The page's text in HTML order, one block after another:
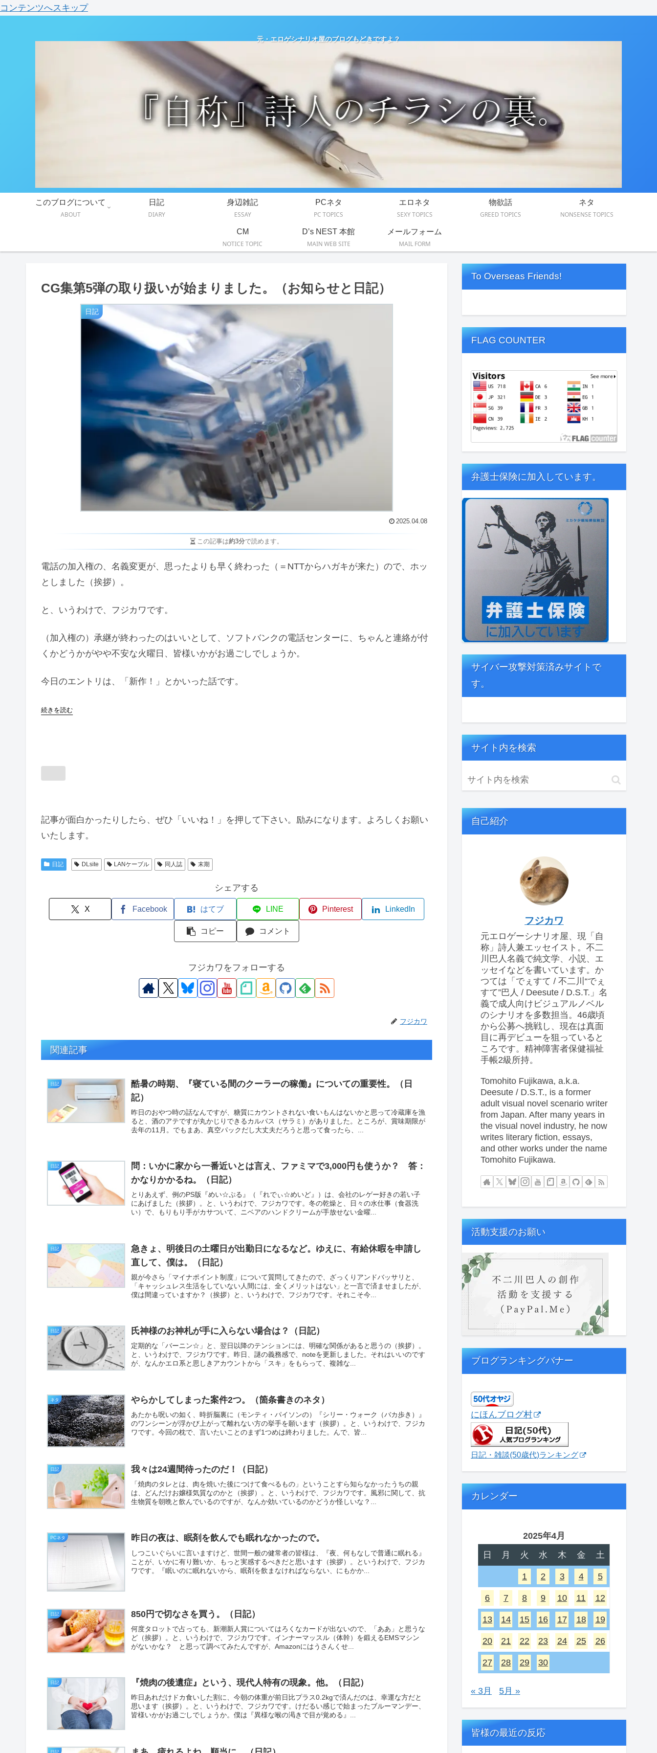
コンテンツへスキップ
元・エロゲシナリオ屋のブログもどきですよ？
このブログについて
ABOUT
日記
DIARY
身辺雑記
ESSAY
PCネタ
PC TOPICS
エロネタ
SEXY TOPICS
物欲話
GREED TOPICS
ネタ
NONSENSE TOPICS
CM
NOTICE TOPIC
D’s NEST 本館
MAIN WEB SITE
メールフォーム
MAIL FORM
CG集第5弾の取り扱いが始まりました。（お知らせと日記）
日記
2025.04.08
この記事は約3分で読めます。
電話の加入権の、名義変更が、思ったよりも早く終わった（＝NTTからハガキが来た）ので、ホッ
としました（挨拶）。
と、いうわけで、フジカワです。
（加入権の）承継が終わったのはいいとして、ソフトバンクの電話センターに、ちゃんと連絡が付
くかどうかがやや不安な火曜日、皆様いかがお過ごしでしょうか。
今日のエントリは、「新作！」とかいった話です。
続きを読む
記事が面白かったりしたら、ぜひ「いいね！」を押して下さい。励みになります。よろしくお願い
いたします。
日記 DLsite LANケーブル 同人誌 末期
シェアする
X Facebook はてブ LINE Pinterest LinkedIn
コピー コメント
フジカワをフォローする
フジカワ
関連記事
日記
酷暑の時期、『寝ている間のクーラーの稼働』についての重要性。（日
記）
昨日のおやつ時の話なんですが、糖質にカウントされない食いもんはないかと思って冷蔵庫を漁
ると、酒のアテですが丸かじりできるカルパス（サラミ）がありました。ところが、賞味期限が
去年の11月。でもまあ、真空パックだし大丈夫だろうと思って食ったら、...
日記
問：いかに家から一番近いとは言え、ファミマで3,000円も使うか？ 答：
かなりかかるね。（日記）
とりあえず、例のPS版『めい☆ぷる』（『れでぃ☆めいど』）は、会社のレゲー好きの若い子
にあげました（挨拶）。と、いうわけで、フジカワです。冬の乾燥と、日々の水仕事（食器洗
い）で、もりもり手がカサついて、ニベアのハンドクリームが手放せない金曜...
日記
急きょ、明後日の土曜日が出勤日になるなど。ゆえに、有給休暇を申請し
直して、僕は。（日記）
親が今さら「マイナポイント制度」について質問してきたので、ざっくりアンドバッサリと、
「キャッシュレス生活をしていない人間には、全くメリットはない」と一言で済ませましたが、
僕は間違っていますか？（挨拶）と、いうわけで、フジカワです。それこそ今...
日記 氏神様のお神札が手に入らない場合は？（日記）
定期的な「バーニン☆」と、翌日以降のテンションには、明確な関係があると思うの（挨拶）。
と、いうわけで、フジカワです。昨日、謎の義務感で、noteを更新しました。それはいいのです
が、なんかエロ系と思しきアカウントから「スキ」をもらって、複雑な...
ネタ やらかしてしまった案件2つ。（箇条書きのネタ）
あたかも呪いの如く、時折脳裏に（モンティ・パイソンの）『シリー・ウォーク（バカ歩き）』
のワンシーンが浮かび上がって離れない方の挙手を願います（挨拶）。と、いうわけで、フジカ
ワです。今回の枕で、言いたいことのまず1つめは終わりました。んで、皆...
日記 我々は24週間待ったのだ！（日記）
「焼肉のタレとは、肉を焼いた後につけて食べるもの」ということすら知らなかったうちの親
は、どんだけお嬢様気質なのかと（挨拶）。と、いうわけで、フジカワです。風邪に関して、抗
生物質を朝晩と飲んでいるのですが、なんか効いているのかどうか怪しいな？...
PCネタ 昨日の夜は、眠剤を飲んでも眠れなかったので。
しつこいぐらいに言いますけど、世間一般の健常者の皆様は、『夜、何もなしで普通に眠れる』
ことが、いかに有り難いか、もっと実感するべきだと思います（挨拶）。というわけで、フジカ
ワです。『眠いのに眠れないから、眠剤を飲まなければならない、にもかか...
日記 850円で切なさを買う。（日記）
何度タロットで占っても、新潮新人賞についてはろくなカードが出ないので、「ああ」と思うな
ど（挨拶）。と、いうわけで、フジカワです。インナーマッスル（体幹）を鍛えるEMSマシン
がないかな？ と思って調べてみたんですが、Amazonにはうさんくせ...
日記 『焼肉の後遺症』という、現代人特有の現象。他。（日記）
昨日あれだけドカ食いした割に、今朝の体重が前日比プラス0.2kgで済んだのは、幸運な方だと
思います（挨拶）。と、いうわけで、フジカワです。けだるい感じで始まったブルーマンデー、
皆様いかがお過ごしでしょうか。僕は『異様な喉の渇きで目が覚める』...
To Overseas Friends!
FLAG COUNTER
弁護士保険に加入しています。
サイバー攻撃対策済みサイトで
す。
サイト内を検索
自己紹介
フジカワ
元エロゲーシナリオ屋、現「自
称」詩人兼エッセイスト。不二
川巴人名義で純文学、小説、エ
ッセイなどを書いています。か
つては「でぇすて / 不二川“でぇ
すて”巴人 / Deesute / D.S.T.」名
義で成人向けビジュアルノベル
のシナリオを多数担当。46歳頃
から公募へ挑戦し、現在は真面
目に再デビューを狙っていると
ころです。精神障害者保健福祉
手帳2級所持。
Tomohito Fujikawa, a.k.a.
Deesute / D.S.T., is a former
adult visual novel scenario writer
from Japan. After many years in
the visual novel industry, he now
writes literary fiction, essays,
and other works under the name
Tomohito Fujikawa.
活動支援のお願い
ブログランキングバナー
にほんブログ村
日記・雑談(50歳代)ランキング
カレンダー
2025年4月
日
月 火 水 木 金 土
1 2 3 4 5
6 7 8 9 10 11 12
13 14 15 16 17 18 19
20 21 22 23 24 25 26
27 28 29 30
« 3月 5月 »
皆様の最近の反応